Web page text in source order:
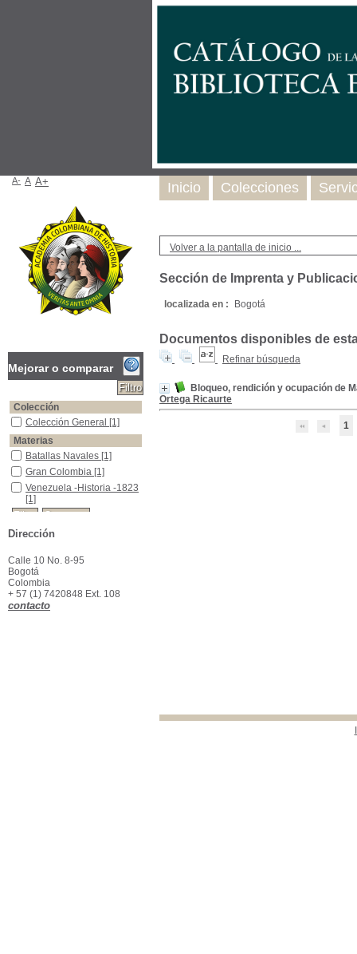
Volver a la pantalla de inicio ...
Sección de Imprenta y
localizada en : Bogotá
Documentos disponibles de
Refinar búsqueda
Bloqueo, rendición y ocupación de
Ortega Ricaurte
1
Inicio Colecciones
A- A A+
Mejorar o comparar
Colección
Colección General
Colección General [1]
Materias
Batallas Navales
Batallas Navales [1]
Gran Colombia
Gran Colombia [1]
Venezuela -Historia -1823
Venezuela -Historia -1823
[1]
Dirección
Calle 10 No. 8-95
Bogotá
Colombia
+ 57 (1) 7420848 Ext. 108
contacto